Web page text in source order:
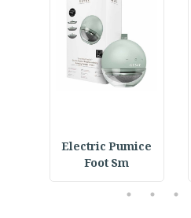
Electric Pumice
Foot Sm
3
4
5